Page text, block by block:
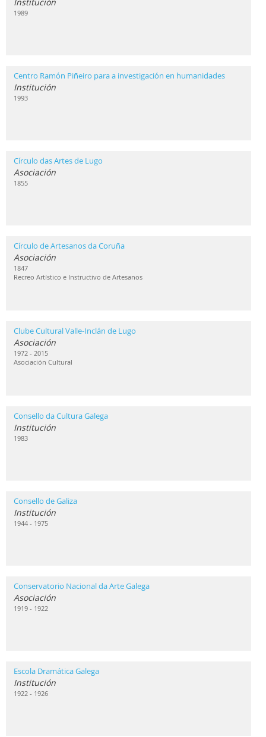
1989
Centro Ramón Piñeiro para a investigación en humanidades
Institución
1993
Círculo das Artes de Lugo
Asociación
1855
Círculo de Artesanos da Coruña
Asociación
1847
Recreo Artístico e Instructivo de Artesanos
Clube Cultural Valle-Inclán de Lugo
Asociación
1972 - 2015
Asociación Cultural
Consello da Cultura Galega
Institución
1983
Consello de Galiza
Institución
1944 - 1975
Conservatorio Nacional da Arte Galega
Asociación
1919 - 1922
Escola Dramática Galega
Institución
1922 - 1926